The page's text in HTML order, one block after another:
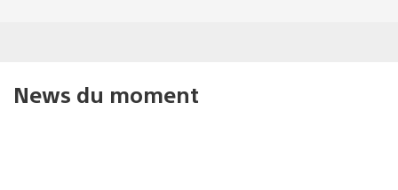
News du moment